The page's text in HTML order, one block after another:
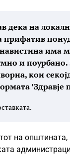
дека на
прифатив
има
и поурбано.
кои
’Здравје
на општината,